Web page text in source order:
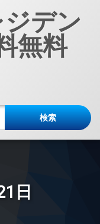
デン
無料
日